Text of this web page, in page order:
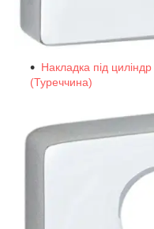
Накладка під
(Туреччина)